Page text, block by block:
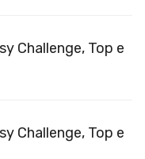
Challenge, Top e
Challenge, Top e